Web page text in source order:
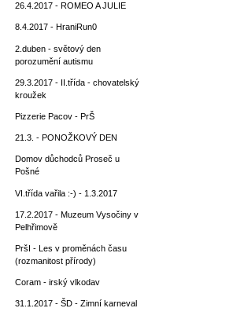
26.4.2017 - ROMEO A JULIE
8.4.2017 - HraniRun0
2.duben - světový den
porozumění autismu
29.3.2017 - II.třída - chovatelský
kroužek
Pizzerie Pacov - PrŠ
21.3. - PONOŽKOVÝ DEN
Domov důchodců Proseč u
Pošné
VI.třída vařila :-) - 1.3.2017
17.2.2017 - Muzeum Vysočiny v
Pelhřimově
PršI - Les v proměnách času
(rozmanitost přírody)
Coram - irský vlkodav
31.1.2017 - ŠD - Zimní karneval